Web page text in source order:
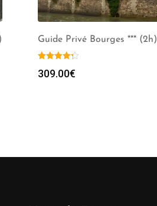
Guide Privé Bourges *** (2h)
309.00€